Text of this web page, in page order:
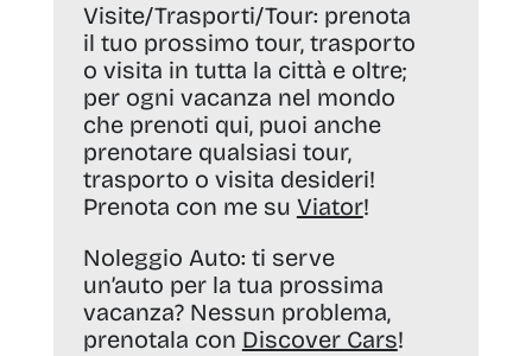
Visite/Trasporti/Tour: prenota
il tuo prossimo tour, trasporto
o visita in tutta la città e oltre;
per ogni vacanza nel mondo
che prenoti qui, puoi anche
prenotare qualsiasi tour,
trasporto o visita desideri!
Prenota con me su Viator!
Noleggio Auto: ti serve
un’auto per la tua prossima
vacanza? Nessun problema,
prenotala con Discover Cars!